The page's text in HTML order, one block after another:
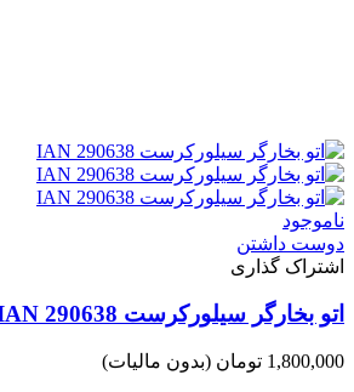
ناموجود
دوست داشتن
اشتراک گذاری
اتو بخارگر سیلورکرست IAN 290638
1,800,000 تومان (بدون مالیات)